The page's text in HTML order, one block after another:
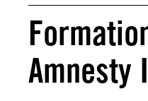
Amnesty